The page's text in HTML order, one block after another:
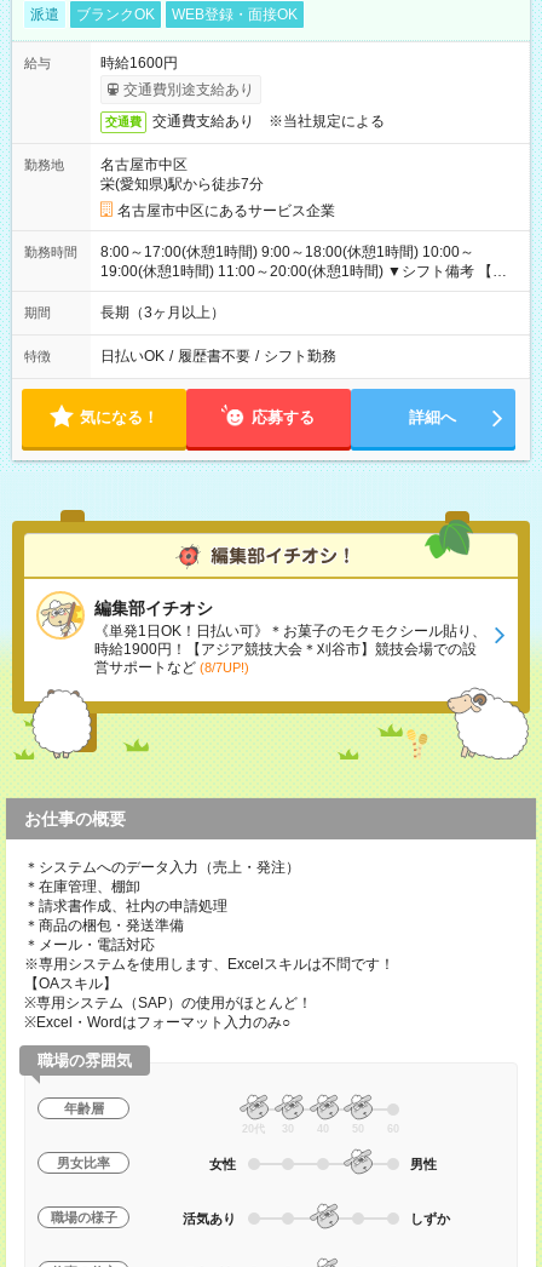
派遣 ブランクOK WEB登録・面接OK
給与
時給1600円
交通費別途支給あり
交通費 交通費支給あり ※当社規定による
勤務地
名古屋市中区
栄(愛知県)駅から徒歩7分
名古屋市中区にあるサービス企業
勤務時間
8:00～17:00(休憩1時間) 9:00～18:00(休憩1時間) 10:00～
19:00(休憩1時間) 11:00～20:00(休憩1時間) ▼シフト備考 【長
期休暇シフト】長期休暇：振り替え出勤なし（したい方相談
OK）年末年始：毎年11月に決定（基本は長期休暇になりま
受付可）夏季休暇（お盆）：暦通り（休み希望あれば受付可）
期間 長期（3ヶ月以上）
特徴 日払いOK / 履歴書不要 / シフト勤務
気になる！ 応募する 詳細へ
編集部イチオシ
《単発1日OK！日払い可》＊お菓子のモクモクシール貼り、
時給1900円！【アジア競技大会＊刈谷市】競技会場での設
営サポートなど (8/7UP!)
お仕事の概要
＊システムへのデータ入力（売上・発注）
＊在庫管理、棚卸
＊請求書作成、社内の申請処理
＊商品の梱包・発送準備
＊メール・電話対応
※専用システムを使用します、Excelスキルは不問です！
【OAスキル】
※専用システム（SAP）の使用がほとんど！
※Excel・Wordはフォーマット入力のみ○
職場の雰囲気
年齢層
20代 30 40 50 60
男女比率 女性 男性
職場の様子 活気あり しずか